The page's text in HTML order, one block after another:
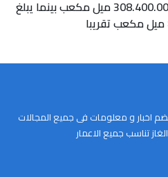
بان حجم المياه المالحة تبلغ 308.400.000 ميل مكعب بينما يبلغ
اخبار و معلومات فى جميع المجالات
تناسب جميع الاعمار